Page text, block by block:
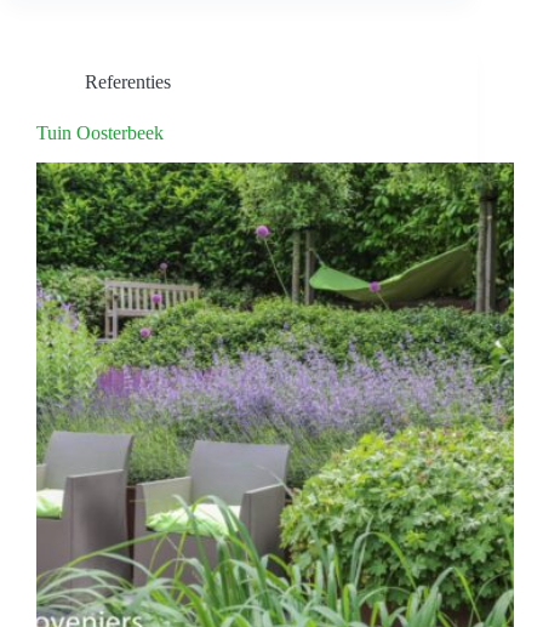
Referenties
Tuin Oosterbeek